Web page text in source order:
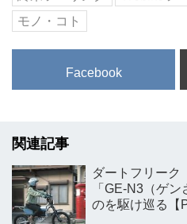
モノ・コト
Facebook
関連記事
ダートフリー
「GE-N3（ゲン
のを駆け巡る【